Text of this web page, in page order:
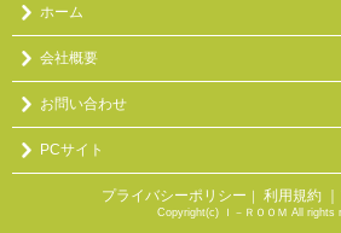
ホーム
会社概要
お問い合わせ
PCサイト
プライバシーポリシー ｜ 利用規約
Copyright(c) Ｉ－ＲＯＯＭ All rights